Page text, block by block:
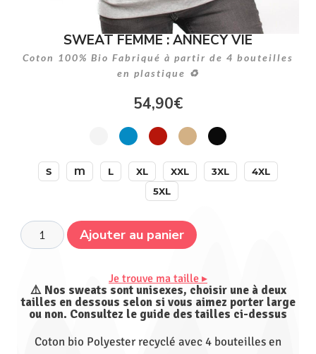
SWEAT FEMME : ANNECY VIE
Coton 100% Bio Fabriqué à partir de 4 bouteilles
en plastique ♻
54,90€
S M L XL XXL 3XL
4XL
5XL
Ajouter au panier
Je trouve ma taille ▸
⚠️ Nos sweats sont unisexes, choisir une à deux
tailles en dessous selon si vous aimez porter large
ou non. Consultez le guide des tailles ci-dessus
Coton bio Polyester recyclé avec 4 bouteilles en